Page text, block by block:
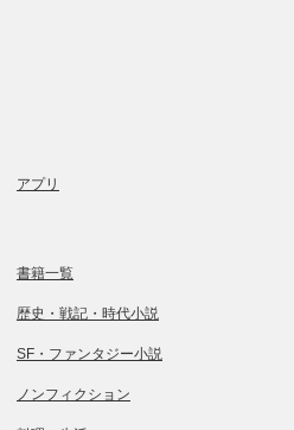
アプリ
書籍一覧
歴史・戦記・時代小説
SF・ファンタジー小説
ノンフィクション